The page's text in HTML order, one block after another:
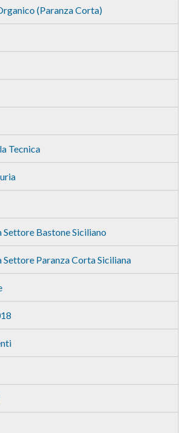
(Paranza Corta)
Tecnica
Bastone Siciliano
Paranza Corta Siciliana